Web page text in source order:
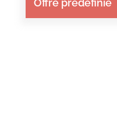
Offre prédéfinie